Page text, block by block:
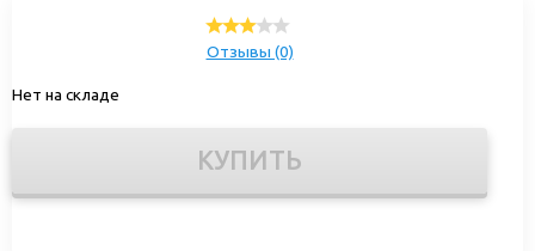
Отзывы (0)
Нет на складе
КУПИТЬ